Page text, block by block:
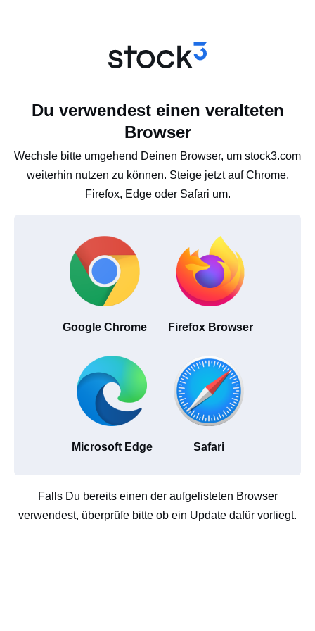
Du verwendest einen veralteten
Browser
Wechsle bitte umgehend Deinen Browser, um stock3.com
weiterhin nutzen zu können. Steige jetzt auf Chrome,
Firefox, Edge oder Safari um.
Google Chrome Firefox Browser
Microsoft Edge Safari
Falls Du bereits einen der aufgelisteten Browser
verwendest, überprüfe bitte ob ein Update dafür vorliegt.